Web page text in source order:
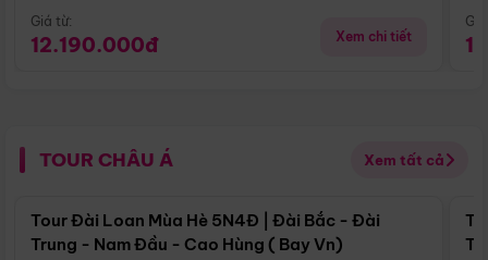
Giá từ:
12.190.000đ Xem chi tiết
TOUR CHÂU Á Xem tất cả
Điểm nổi bật
Tour Đài Loan Mùa Hè 5N4Đ | Đài Bắc - Đài
Trung - Nam Đầu - Cao Hùng ( Bay Vn)